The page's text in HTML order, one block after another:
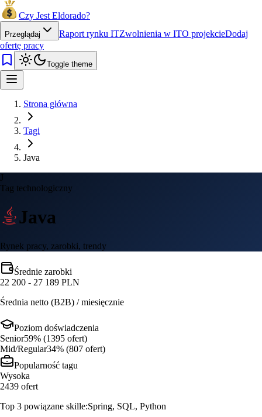
Czy Jest Eldorado?
Przeglądaj Raport rynku ITZwolnienia w ITO projekcieDodaj
ofertę pracy
Toggle theme
Strona główna
Tagi
Java
J
Tag technologiczny
Java
Rynek pracy, zarobki, trendy
Średnie zarobki
22 200 - 27 189 PLN
Średnia netto (B2B) / miesięcznie
Poziom doświadczenia
Senior59% (1395 ofert)
Mid/Regular34% (807 ofert)
Popularność tagu
Wysoka
2439 ofert
Top 3 powiązane skille:Spring, SQL, Python